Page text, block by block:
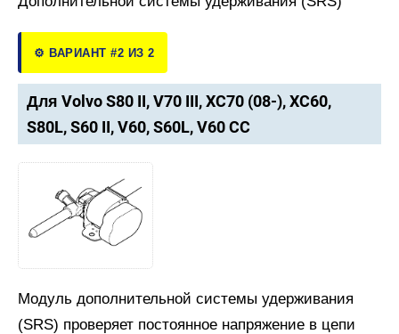
⚙️ ВАРИАНТ #2 ИЗ 2
Для Volvo S80 II, V70 III, XC70 (08-), XC60,
S80L, S60 II, V60, S60L, V60 CC
Модуль дополнительной системы удерживания
(SRS) проверяет постоянное напряжение в цепи